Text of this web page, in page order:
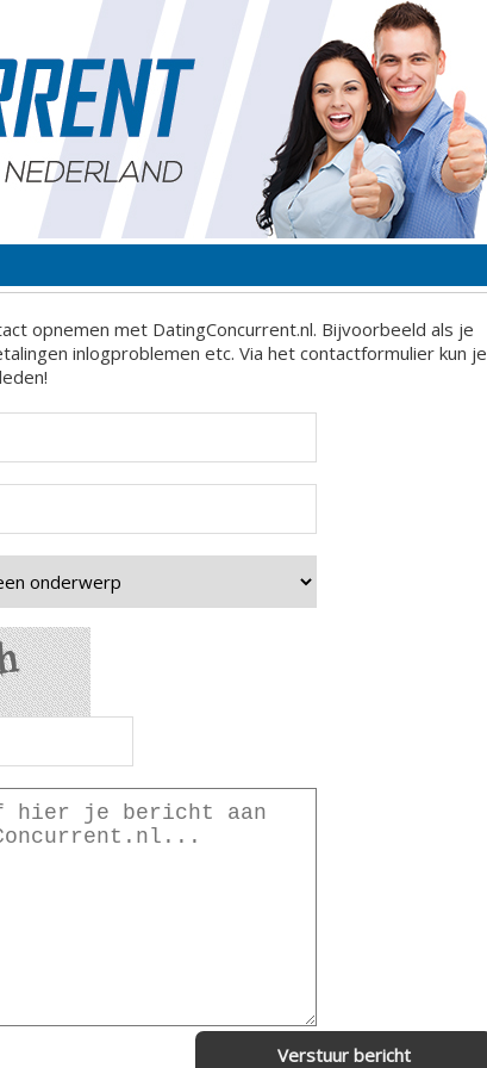
opnemen met DatingConcurrent.nl. Bijvoorbeeld als je
inlogproblemen etc. Via het contactformulier kun je
Verstuur bericht